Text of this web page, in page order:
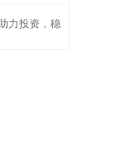
力投资，稳